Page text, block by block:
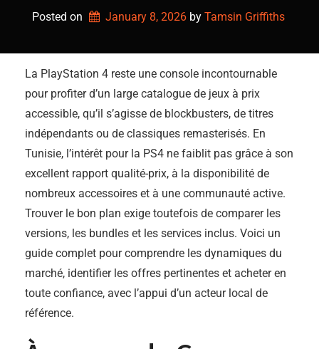
Posted on January 8, 2026 by Tamsin Griffiths
La PlayStation 4 reste une console incontournable
pour profiter d’un large catalogue de jeux à prix
accessible, qu’il s’agisse de blockbusters, de titres
indépendants ou de classiques remasterisés. En
Tunisie, l’intérêt pour la PS4 ne faiblit pas grâce à son
excellent rapport qualité-prix, à la disponibilité de
nombreux accessoires et à une communauté active.
Trouver le bon plan exige toutefois de comparer les
versions, les bundles et les services inclus. Voici un
guide complet pour comprendre les dynamiques du
marché, identifier les offres pertinentes et acheter en
toute confiance, avec l’appui d’un acteur local de
référence.